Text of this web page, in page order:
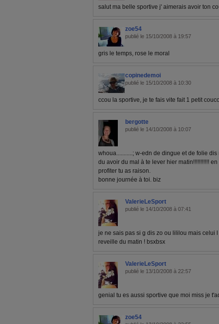
salut ma belle sportive j' aimerais avoir ton
zoe54
publié le 15/10/2008 à 19:57
gris le temps, rose le moral
copinedemoi
publié le 15/10/2008 à 10:30
ccou la sportive, je te fais vite fait 1 petit
bergotte
publié le 14/10/2008 à 10:07
whoua...........; w-edn de dingue et de folie dis
du avoir du mal à te lever hier matin!!!!!!!!!!!
profiter tu as raison.
bonne journée à toi. biz
ValerieLeSport
publié le 14/10/2008 à 07:41
je ne sais pas si g dis zo ou lililou mais celui
reveille du matin ! bsxbsx
ValerieLeSport
publié le 13/10/2008 à 22:57
genial tu es aussi sportive que moi miss je
zoe54